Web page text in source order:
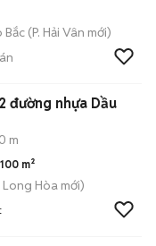
Bắc (P. Hải Vân mới)
đường nhựa Dầu
m
100 m²
Long Hòa mới)